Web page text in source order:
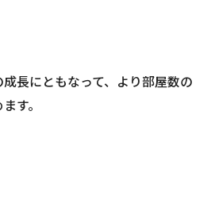
長にともなって、より部屋数の
す。